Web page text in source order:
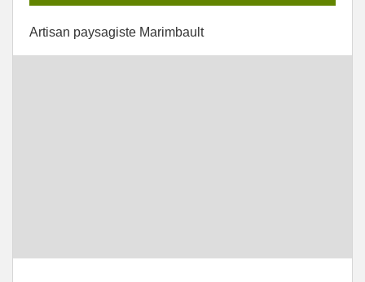
Artisan paysagiste Marimbault